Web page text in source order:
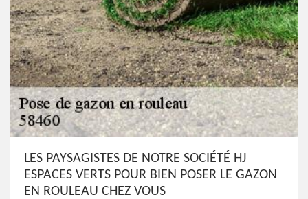
LES PAYSAGISTES DE NOTRE SOCIÉTÉ HJ
ESPACES VERTS POUR BIEN POSER LE GAZON
EN ROULEAU CHEZ VOUS